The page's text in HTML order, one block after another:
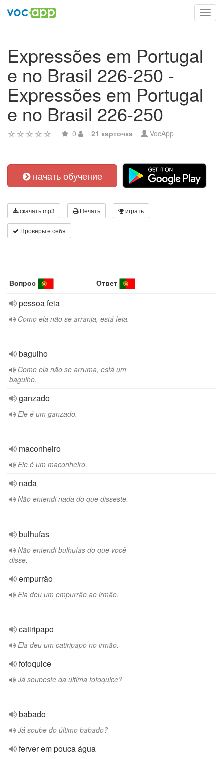
Expressões em Portugal
e no Brasil 226-250 -
Expressões em Portugal
e no Brasil 226-250
0 21 карточка VocApp
начать обучение
скачать mp3 Печать играть
Проверьте себя
Вопрос Ответ
pessoa feia
Como ela não se arranja, está feia.
bagulho
Como ela não se arruma, está um
bagulho.
ganzado
Ele é um ganzado.
maconheiro
Ele é um maconheiro.
nada
Não entendi nada do que disseste.
bulhufas
Não entendi bulhufas do que você
disse.
empurrão
Ela deu um empurrão ao irmão.
catiripapo
Ela deu um catiripapo no irmão.
fofoquice
Já soubeste da última fofoquice?
babado
Já soube do último babado?
ferver em pouca água